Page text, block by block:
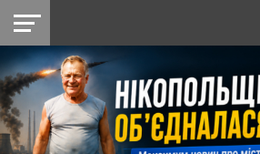
НІКОПОЛЬ
РАЙОН
СІЧЕСЛАВСЬКА
УКРАЇНА
РЕТРО
НІКОПОЛЬ
ЛАЙТ
УКРАЇНА
ДОПОМОГА
РАДІО